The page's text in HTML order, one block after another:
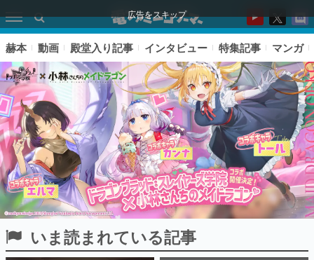
広告をスキップ
ピックアップ
赫本 動画 殿堂入り記事 インタビュー 特集記事 マンガ
いま読まれている記事